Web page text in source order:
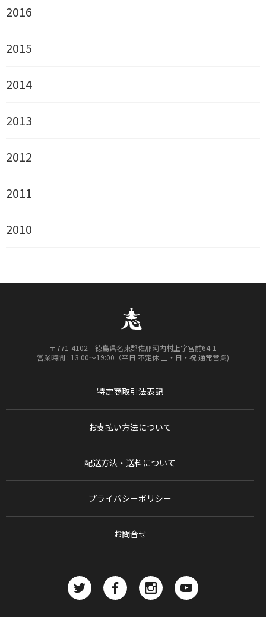
2016
2015
2014
2013
2012
2011
2010
〒771-4102 徳島県名東郡佐那河内村上字宮前64-1
営業時間 : 13:00〜19:00（平日 不定休 土・日・祝 通常営業)
特定商取引法表記
お支払い方法について
配送方法・送料について
プライバシーポリシー
お問合せ